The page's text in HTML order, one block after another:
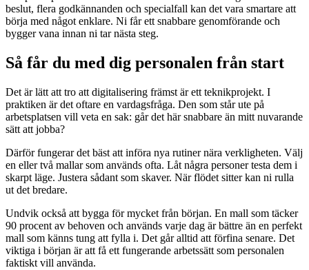
beslut, flera godkännanden och specialfall kan det vara smartare att
börja med något enklare. Ni får ett snabbare genomförande och
bygger vana innan ni tar nästa steg.
Så får du med dig personalen från start
Det är lätt att tro att digitalisering främst är ett teknikprojekt. I
praktiken är det oftare en vardagsfråga. Den som står ute på
arbetsplatsen vill veta en sak: går det här snabbare än mitt nuvarande
sätt att jobba?
Därför fungerar det bäst att införa nya rutiner nära verkligheten. Välj
en eller två mallar som används ofta. Låt några personer testa dem i
skarpt läge. Justera sådant som skaver. När flödet sitter kan ni rulla
ut det bredare.
Undvik också att bygga för mycket från början. En mall som täcker
90 procent av behoven och används varje dag är bättre än en perfekt
mall som känns tung att fylla i. Det går alltid att förfina senare. Det
viktiga i början är att få ett fungerande arbetssätt som personalen
faktiskt vill använda.